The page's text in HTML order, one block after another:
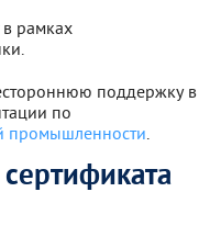
рамках
поддержку в
по
промышленности.